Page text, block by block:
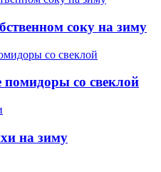
соку на зиму
со свеклой
на зиму